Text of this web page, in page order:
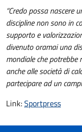
“Credo possa nascere
discipline non sono in
supporto e
divenuto oramai una
mondiale che
anche alle società di
partecipare ad un
Link:Sportpress